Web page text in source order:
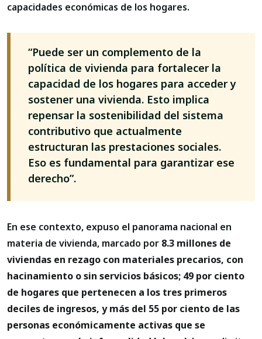
capacidades económicas de los hogares.
“Puede ser un complemento de la
política de vivienda para fortalecer la
capacidad de los hogares para acceder y
sostener una vivienda. Esto implica
repensar la sostenibilidad del sistema
contributivo que actualmente
estructuran las prestaciones sociales.
Eso es fundamental para garantizar ese
derecho”.
En ese contexto, expuso el panorama nacional en
materia de vivienda, marcado por 8.3 millones de
viviendas en rezago con materiales precarios, con
hacinamiento o sin servicios básicos; 49 por ciento
de hogares que pertenecen a los tres primeros
deciles de ingresos, y más del 55 por ciento de las
personas económicamente activas que se